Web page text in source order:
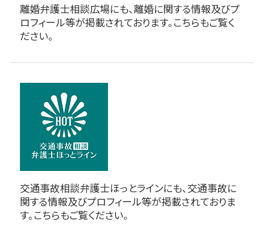
離婚弁護士相談広場にも、離婚に関する情報及びプ
ロフィール等が掲載されております。こちらもご覧く
ださい。
交通事故相談弁護士ほっとラインにも、交通事故に
関する情報及びプロフィール等が掲載されておりま
す。こちらもご覧ください。